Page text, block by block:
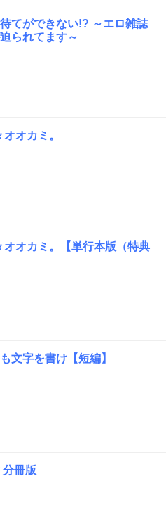
てができない!? ～エロ雑誌
られてます～
オカミ。
オオカミ。【単行本版（特典
文字を書け【短編】
分冊版